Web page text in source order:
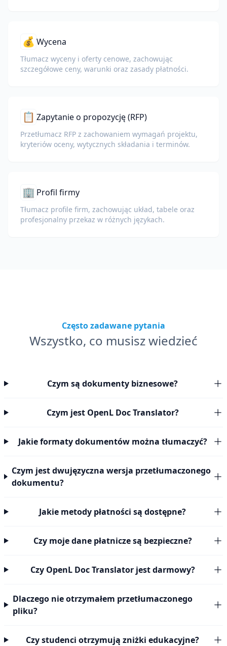
💰 Wycena
Tłumacz wyceny i oferty cenowe, zachowując
szczegółowe ceny, warunki oraz zasady płatności.
📋 Zapytanie o propozycję (RFP)
Przetłumacz RFP z zachowaniem wymagań projektu,
kryteriów oceny, wytycznych składania i terminów.
🏢 Profil firmy
Tłumacz profile firm, zachowując układ, tabele oraz
profesjonalny przekaz w różnych językach.
Często zadawane pytania
Wszystko, co musisz wiedzieć
Czym są dokumenty biznesowe?
Czym jest OpenL Doc Translator?
Jakie formaty dokumentów można tłumaczyć?
Czym jest dwujęzyczna wersja przetłumaczonego
dokumentu?
Jakie metody płatności są dostępne?
Czy moje dane płatnicze są bezpieczne?
Czy OpenL Doc Translator jest darmowy?
Dlaczego nie otrzymałem przetłumaczonego
pliku?
Czy studenci otrzymują zniżki edukacyjne?